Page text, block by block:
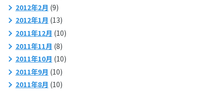
2012年2月 (9)
2012年1月 (13)
2011年12月 (10)
2011年11月 (8)
2011年10月 (10)
2011年9月 (10)
2011年8月 (10)